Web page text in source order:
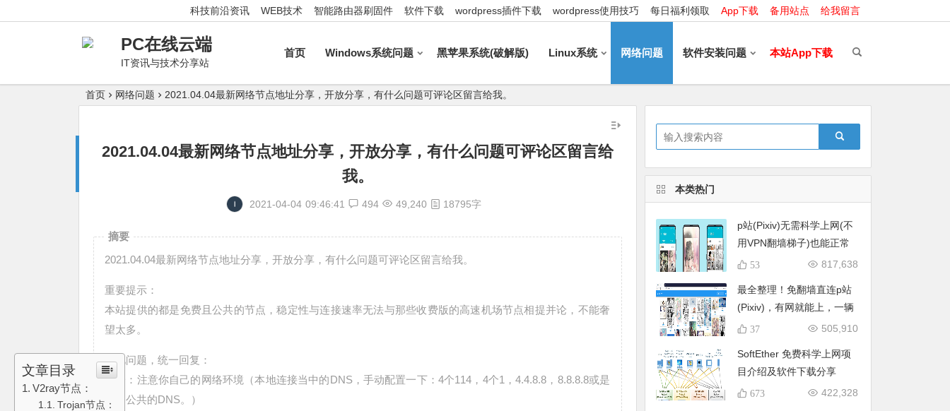
科技前沿资讯 WEB技术 智能路由器刷固件 软件下载 wordpress插件下载 wordpress使用技巧 每日福利领取 App下载 备用站点 给我留言
PC在线云端
IT资讯与技术分享站
首页 Windows系统问题 黑苹果系统(破解版) Linux系统 网络问题 软件安装问题 本站App下载
首页 网络问题 2021.04.04最新网络节点地址分享，开放分享，有什么问题可评论区留言给我。
2021.04.04最新网络节点地址分享，开放分享，有什么问题可评论区留言给
我。
2021-04-04 09:46:41 494 49,240 18795字
摘要
2021.04.04最新网络节点地址分享，开放分享，有什么问题可评论区留言给我。
重要提示：
本站提供的都是免费且公共的节点，稳定性与连接速率无法与那些收费版的高速机场节点相提并论，不能奢
望太多。
常见问题，统一回复：
第一：注意你自己的网络环境（本地连接当中的DNS，手动配置一下：4个114，4个1，4.4.8.8，8.8.8.8或是
其它公共的DNS。）
文章目录
V2ray节点：
Trojan节点：
本类热门
p站(Pixiv)无需科学上网(不
用VPN翻墙梯子)也能正常
在线打开的方法分享817,638
53
最全整理！免翻墙直连p站
(Pixiv)，有网就能上，一辆
开往Pixiv的直通车！手机/
条龙 全平台直连Pixiv 批量
下载P站图片
505,910
37
SoftEther 免费科学上网项
目介绍及软件下载分享
422,328
673